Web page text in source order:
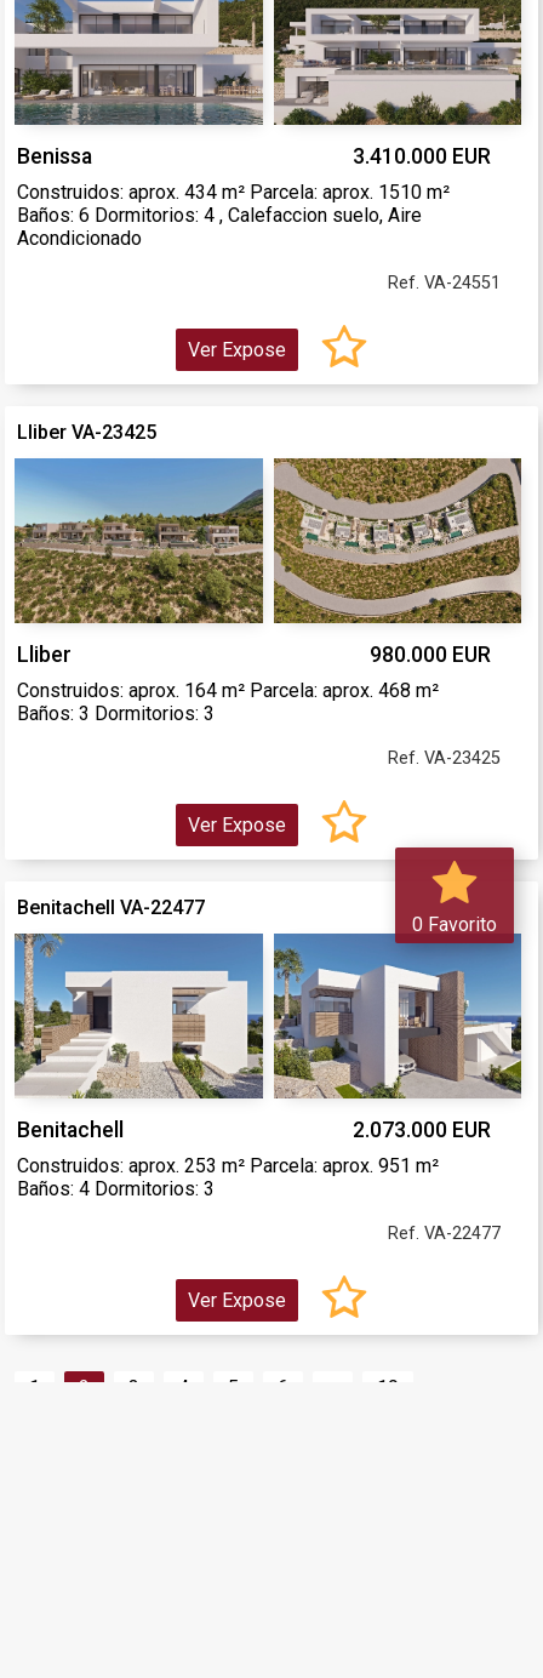
Benissa 3.410.000 EUR
Construidos: aprox. 434 m² Parcela: aprox. 1510 m²
Baños: 6 Dormitorios: 4 , Calefaccion suelo, Aire
Acondicionado
Ref. VA-24551
Ver Expose
Lliber VA-23425
Lliber 980.000 EUR
Construidos: aprox. 164 m² Parcela: aprox. 468 m²
Baños: 3 Dormitorios: 3
Ref. VA-23425
Ver Expose
Benitachell VA-22477
Benitachell 2.073.000 EUR
Construidos: aprox. 253 m² Parcela: aprox. 951 m²
Baños: 4 Dormitorios: 3
Ref. VA-22477
Ver Expose
1 2 3 4 5 6 19
0 Favorito